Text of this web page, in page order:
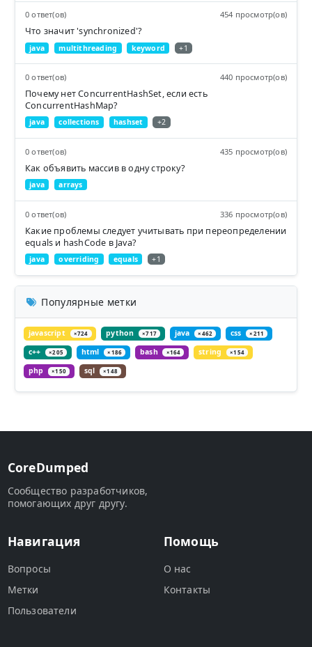
0 ответ(ов) 454 просмотр(ов)
Что значит 'synchronized'?
java multithreading keyword +1
0 ответ(ов) 440 просмотр(ов)
Почему нет ConcurrentHashSet, если есть
ConcurrentHashMap?
java collections hashset +2
0 ответ(ов) 435 просмотр(ов)
Как объявить массив в одну строку?
java arrays
0 ответ(ов) 336 просмотр(ов)
Какие проблемы следует учитывать при переопределении
equals и hashCode в Java?
java overriding equals +1
Популярные метки
javascript ×724 python ×717 java ×462 css ×211
c++ ×205 html ×186 bash ×164 string ×154
php ×150 sql ×148
CoreDumped
Сообщество разработчиков,
помогающих друг другу.
Навигация
Вопросы
Метки
Пользователи
Помощь
О нас
Контакты